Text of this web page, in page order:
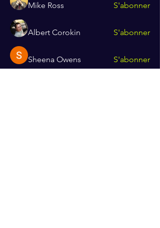
Mike Ross S'abonner
Albert Corokin S'abonner
Sheena Owens S'abonner